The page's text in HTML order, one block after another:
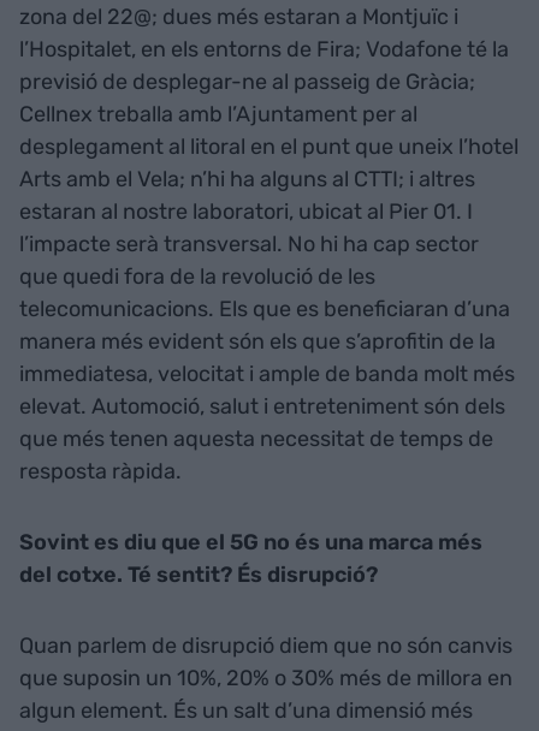
zona del 22@; dues més estaran a Montjuïc i
l’Hospitalet, en els entorns de Fira; Vodafone té la
previsió de desplegar-ne al passeig de Gràcia;
Cellnex treballa amb l’Ajuntament per al
desplegament al litoral en el punt que uneix l’hotel
Arts amb el Vela; n’hi ha alguns al CTTI; i altres
estaran al nostre laboratori, ubicat al Pier 01. I
l’impacte serà transversal. No hi ha cap sector
que quedi fora de la revolució de les
telecomunicacions. Els que es beneficiaran d’una
manera més evident són els que s’aprofitin de la
immediatesa, velocitat i ample de banda molt més
elevat. Automoció, salut i entreteniment són dels
que més tenen aquesta necessitat de temps de
resposta ràpida.
Sovint es diu que el 5G no és una marca més
del cotxe. Té sentit? És disrupció?
Quan parlem de disrupció diem que no són canvis
que suposin un 10%, 20% o 30% més de millora en
algun element. És un salt d’una dimensió més